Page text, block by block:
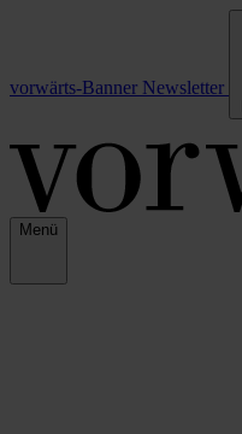
vorwärts-Banner Newsletter
Menü